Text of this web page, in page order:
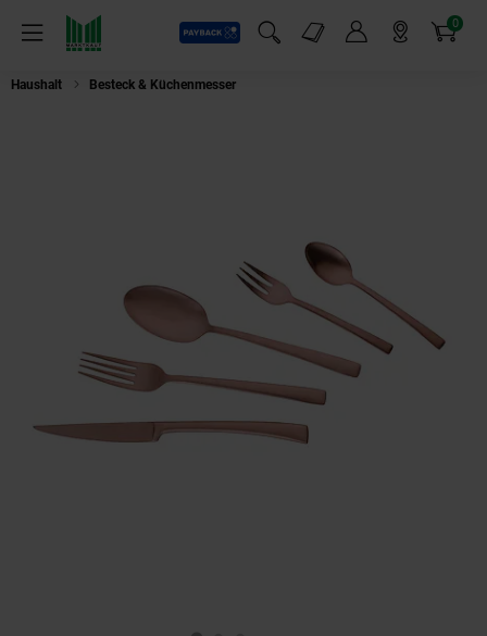
Menü
Payback
Suchfeld einblenden
Markt-Angebote 0
Artikel
Haushalt Besteck & Küchenmesser